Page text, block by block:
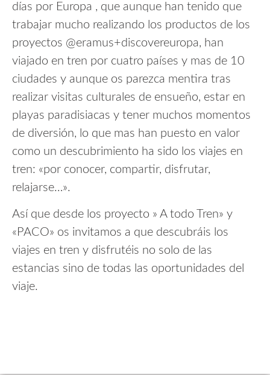
días por Europa , que aunque han tenido que
trabajar mucho realizando los productos de los
proyectos @eramus+discovereuropa, han
viajado en tren por cuatro países y mas de 10
ciudades y aunque os parezca mentira tras
realizar visitas culturales de ensueño, estar en
playas paradisiacas y tener muchos momentos
de diversión, lo que mas han puesto en valor
como un descubrimiento ha sido los viajes en
tren: «por conocer, compartir, disfrutar,
relajarse…».
Así que desde los proyecto » A todo Tren» y
«PACO» os invitamos a que descubráis los
viajes en tren y disfrutéis no solo de las
estancias sino de todas las oportunidades del
viaje.